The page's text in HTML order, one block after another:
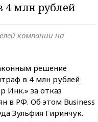
4 млн рублей
компании на
решение
в 4 млн рублей
Инк.» за отказ
в РФ. Об этом Business
Зульфия Гиринчук.